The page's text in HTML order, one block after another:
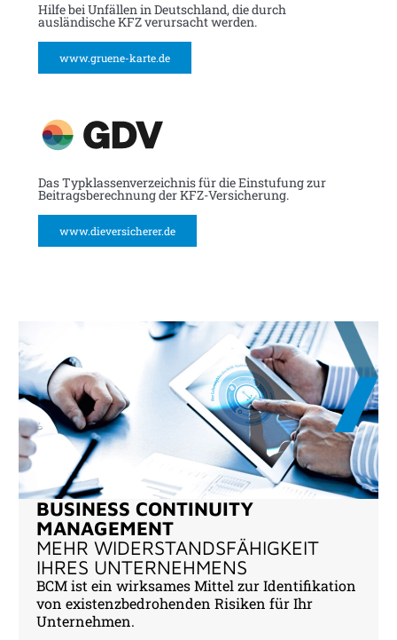
Hilfe bei Unfällen in Deutschland, die durch
ausländische KFZ verursacht werden.
www.gruene-karte.de
Das Typklassenverzeichnis für die Einstufung zur
Beitragsberechnung der KFZ-Versicherung.
www.dieversicherer.de
BUSINESS CONTINUITY
MANAGEMENT
MEHR WIDERSTANDS­FÄHIGKEIT
IHRES UNTERNEHMENS
BCM ist ein wirksames Mittel zur Identifikation
von existenzbedrohenden Risiken für Ihr
Unternehmen.